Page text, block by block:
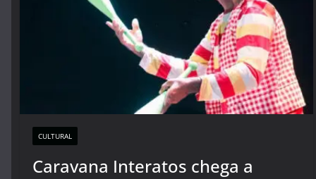
CULTURAL
Caravana Interatos chega a